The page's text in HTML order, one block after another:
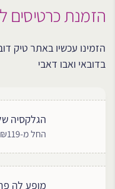
הזמנת כרטיסים
הזמינו עכשיו באתר טיק
בדובאי ואבו דאבי
הגלקסיה
החל מ-₪119
מופע לה